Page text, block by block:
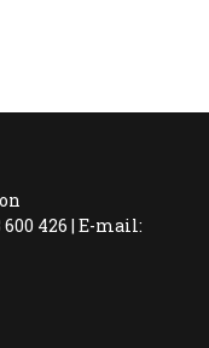
600 426 | E-mail: